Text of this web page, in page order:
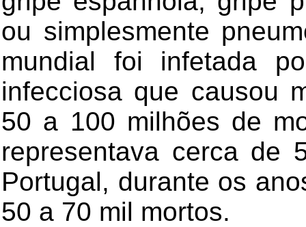
ou simplesmente
mundial foi infetada
infecciosa que causou
50 a 100 milhões de
representava cerca de
Portugal, durante os
50 a 70 mil mortos.